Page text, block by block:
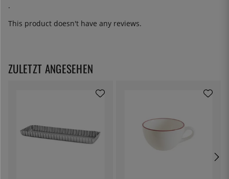
.
This product doesn't have any reviews.
ZULETZT ANGESEHEN